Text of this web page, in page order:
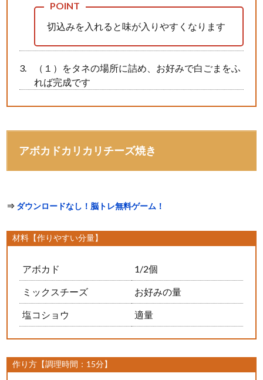
切込みを入れると味が入りやすくなります
（１）をタネの場所に詰め、お好みで白ごまをふ
れば完成です
アボカドカリカリチーズ焼き
⇒ ダウンロードなし！脳トレ無料ゲーム！
材料【作りやすい分量】
アボカド 1/2個
ミックスチーズ お好みの量
塩コショウ 適量
作り方【調理時間：15分】